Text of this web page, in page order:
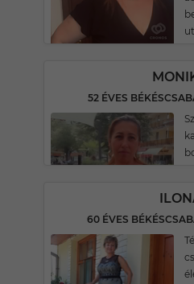
52 ÉVES
60 ÉVES